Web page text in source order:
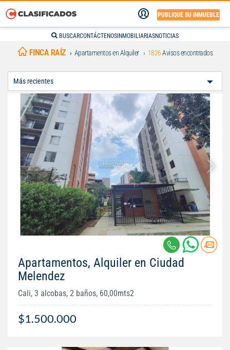
PUBLIQUE SU INMUEBLE
BUSCARCONTÁCTENOS INMOBILIARIASNOTICIAS
FINCA RAÍZ Apartamentos en Alquiler 1826Avisos encontrados
Apartamentos, Alquiler en Ciudad
Melendez
Cali, 3 alcobas, 2 baños, 60,00mts2
$1.500.000